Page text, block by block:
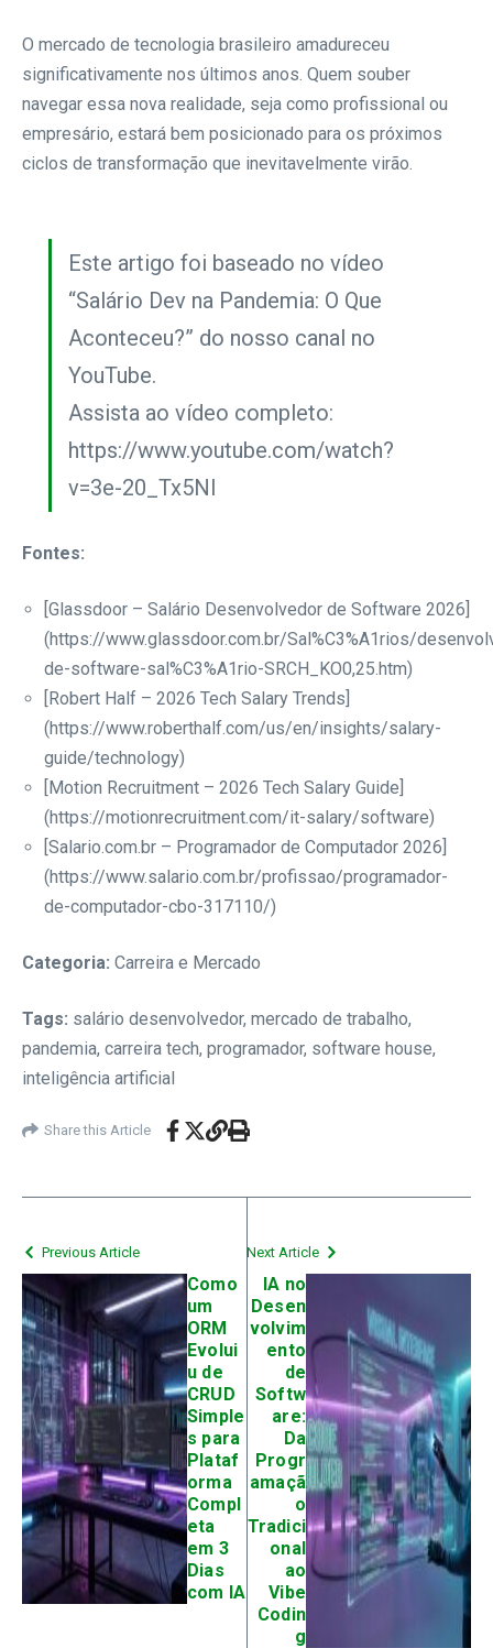
O mercado de tecnologia brasileiro amadureceu
significativamente nos últimos anos. Quem souber
navegar essa nova realidade, seja como profissional ou
empresário, estará bem posicionado para os próximos
ciclos de transformação que inevitavelmente virão.
Este artigo foi baseado no vídeo
“Salário Dev na Pandemia: O Que
Aconteceu?” do nosso canal no
YouTube.
Assista ao vídeo completo:
https://www.youtube.com/watch?
v=3e-20_Tx5NI
Fontes:
[Glassdoor – Salário Desenvolvedor de Software 2026]
(https://www.glassdoor.com.br/Sal%C3%A1rios/
de-software-sal%C3%A1rio-SRCH_KO0,25.htm)
[Robert Half – 2026 Tech Salary Trends]
(https://www.roberthalf.com/us/en/insights/salary-
guide/technology)
[Motion Recruitment – 2026 Tech Salary Guide]
(https://motionrecruitment.com/it-salary/software)
[Salario.com.br – Programador de Computador 2026]
(https://www.salario.com.br/profissao/programador-
de-computador-cbo-317110/)
Categoria: Carreira e Mercado
Tags: salário desenvolvedor, mercado de trabalho,
pandemia, carreira tech, programador, software house,
inteligência artificial
Share this Article
Previous Article
Como
um
ORM
Evolui
u de
CRUD
Simple
s para
Plataf
orma
Compl
eta
em 3
Dias
com IA
Next Article
IA no
Desen
volvim
ento
de
Softw
are:
Da
Progr
amaçã
o
Tradici
onal
ao
Vibe
Codin
g